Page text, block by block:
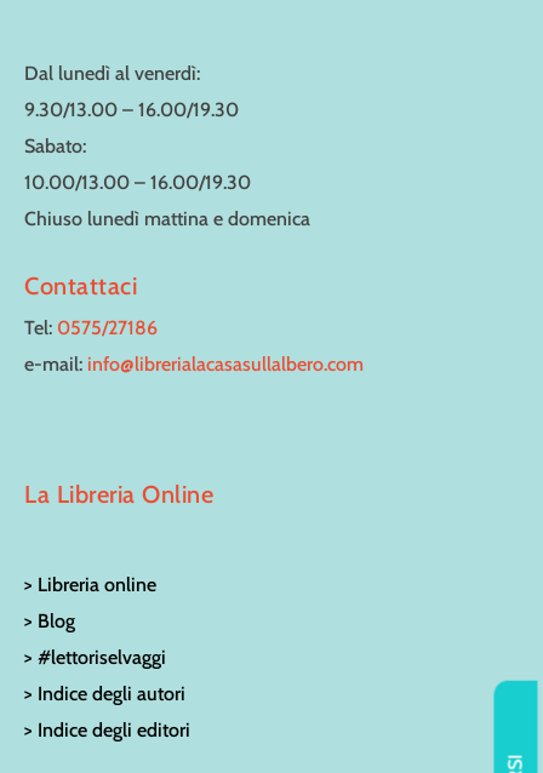
Dal lunedì al venerdì:
9.30/13.00 – 16.00/19.30
Sabato:
10.00/13.00 – 16.00/19.30
Chiuso lunedì mattina e domenica
Contattaci
Tel: 0575/27186
e-mail: info@librerialacasasullalbero.com
La Libreria Online
> Libreria online
> Blog
> #lettoriselvaggi
> Indice degli autori
> Indice degli editori